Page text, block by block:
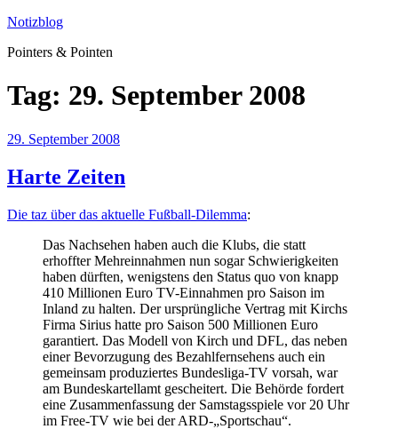
Zum
springen
Notizblog
Pointers & Pointen
Tag: 29. September 2008
Veröffentlicht
29. September 2008
Harte Zeiten
Die taz über das aktuelle Fußball-Dilemma:
Das Nachsehen haben auch die Klubs, die statt
erhoffter Mehreinnahmen nun sogar Schwierigkeiten
haben dürften, wenigstens den Status quo von knapp
410 Millionen Euro TV-Einnahmen pro Saison im
Inland zu halten. Der ursprüngliche Vertrag mit Kirchs
Firma Sirius hatte pro Saison 500 Millionen Euro
garantiert. Das Modell von Kirch und DFL, das neben
einer Bevorzugung des Bezahlfernsehens auch ein
gemeinsam produziertes Bundesliga-TV vorsah, war
am Bundeskartellamt gescheitert. Die Behörde fordert
eine Zusammenfassung der Samstagsspiele vor 20 Uhr
im Free-TV wie bei der ARD-„Sportschau“.